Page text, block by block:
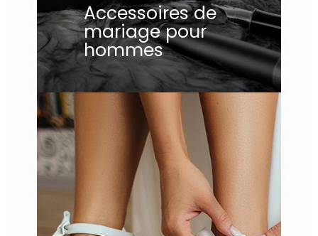
Accessoires de
mariage pour
hommes